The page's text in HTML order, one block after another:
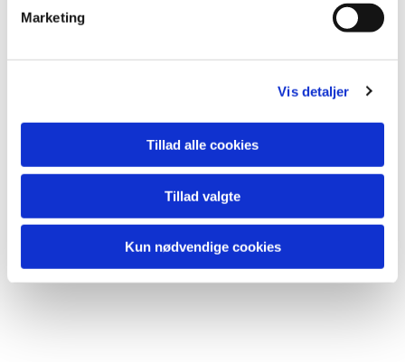
Marketing
Vis detaljer
Tillad alle cookies
Tillad valgte
Kun nødvendige cookies